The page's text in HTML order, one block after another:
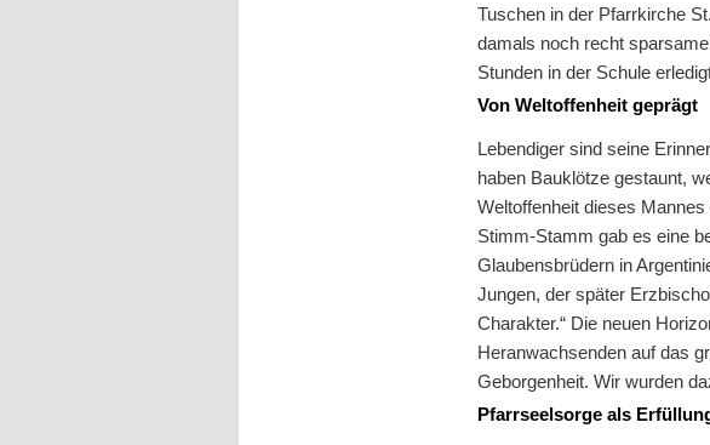
Tuschen in der Pfarrkirche
damals noch recht
Stunden in der Schule
Von Weltoffenheit geprägt
Lebendiger sind seine
haben Bauklötze gestaunt,
Weltoffenheit dieses
Stimm-Stamm gab es eine
Glaubensbrüdern in
Jungen, der später
Charakter.“ Die neuen
Heranwachsenden auf das
Geborgenheit. Wir wurden
Pfarrseelsorge als